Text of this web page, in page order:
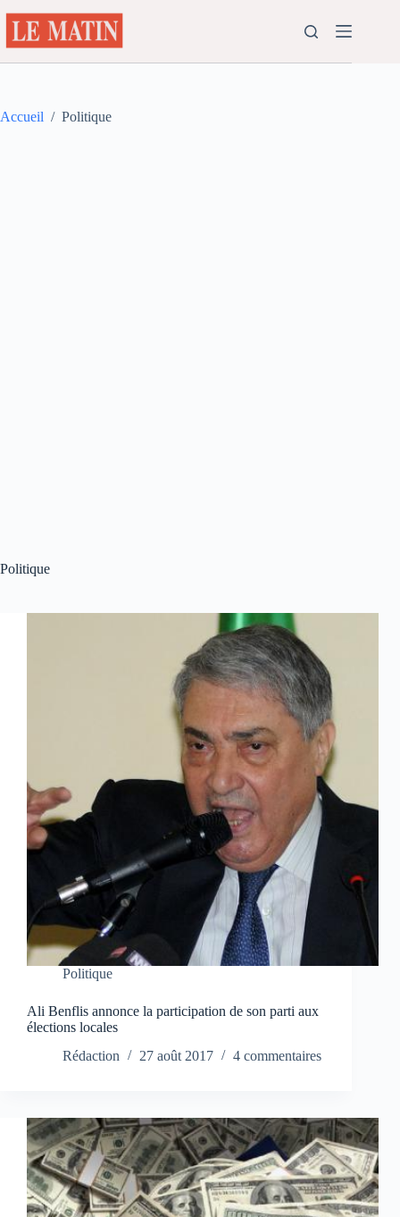
au
contenu
Accueil / Politique
Politique
Politique
Ali Benflis annonce la participation de son parti aux
élections locales
Rédaction
27 août 2017 4 commentaires